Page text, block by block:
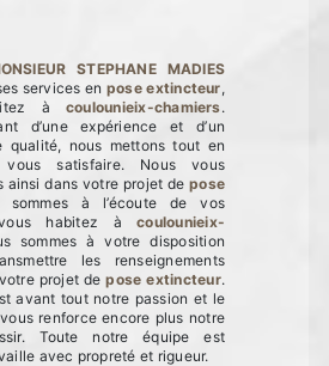
STEPHANE MADIES
services en pose extincteur,
à coulounieix-chamiers.
d’une expérience et d’un
qualité, nous mettons tout en
satisfaire. Nous vous
ainsi dans votre projet depose
à l’écoute de vos
habitez àcoulounieix-
sommes à votre disposition
les renseignements
projet depose extincteur.
avant tout notre passion et le
renforce encore plus notre
Toute notre équipe est
avec propreté et rigueur.